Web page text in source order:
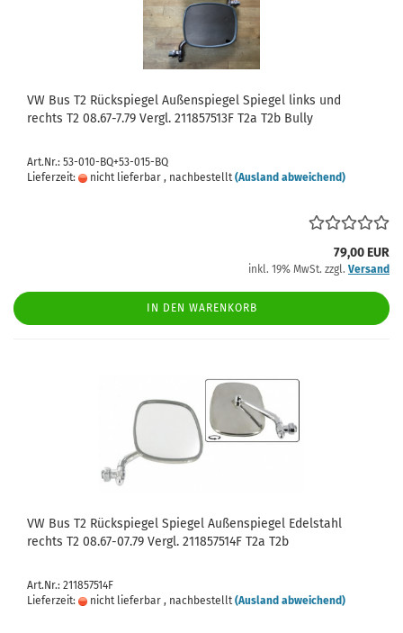
VW Bus T2 Rückspiegel Außenspiegel Spiegel links und
rechts T2 08.67-7.79 Vergl. 211857513F T2a T2b Bully
Art.Nr.: 53-010-BQ+53-015-BQ
Lieferzeit:
nicht lieferbar , nachbestellt (Ausland abweichend)
79,00 EUR
inkl. 19% MwSt. zzgl. Versand
IN DEN WARENKORB
VW Bus T2 Rückspiegel Spiegel Außenspiegel Edelstahl
rechts T2 08.67-07.79 Vergl. 211857514F T2a T2b
Art.Nr.: 211857514F
Lieferzeit:
nicht lieferbar , nachbestellt (Ausland abweichend)